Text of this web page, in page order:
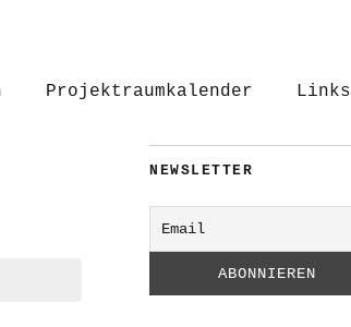
Projektraumkalender Links
NEWSLETTER